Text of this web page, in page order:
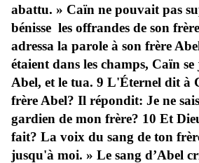
abattu. » Caïn ne pouvait pas
bénisse les offrandes de son
adressa la parole à son frère
étaient dans les champs, Caïn
Abel, et le tua. 9 L'Éternel dit à
frère Abel? Il répondit: Je ne
gardien de mon frère? 10 Et
fait? La voix du sang de ton
jusqu'à moi. » Le sang d’Abel